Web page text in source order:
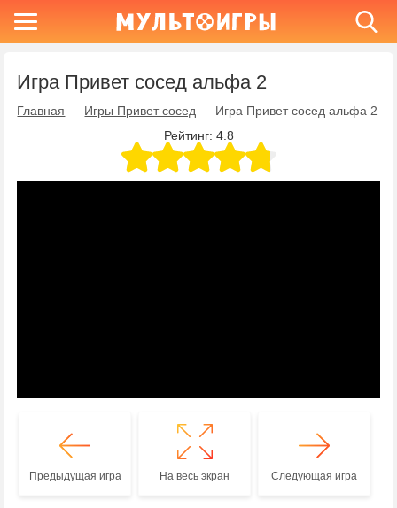
Игра Привет сосед альфа 2
Главная — Игры Привет сосед — Игра Привет сосед альфа 2
Рейтинг: 4.8
Предыдущая игра На весь экран Следующая игра